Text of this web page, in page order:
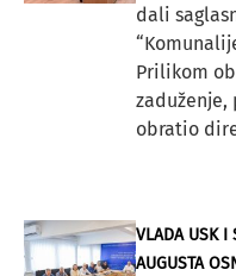
dali
Prilikom
obratio
VLADA USK I
AUGUSTA